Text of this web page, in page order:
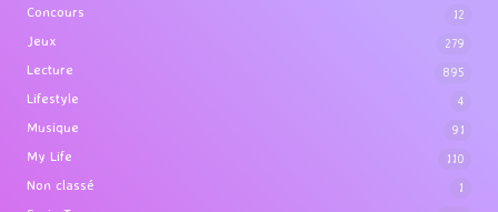
Concours 12
Jeux 279
Lecture 895
Lifestyle 4
Musique 91
My Life 110
Non classé 1